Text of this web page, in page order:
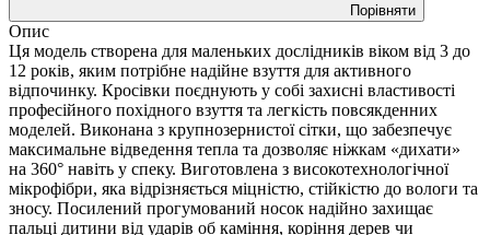
Порівняти
Опис
Ця модель створена для маленьких дослідників віком від 3 до
12 років, яким потрібне надійне взуття для активного
відпочинку. Кросівки поєднують у собі захисні властивості
професійного похідного взуття та легкість повсякденних
моделей. Виконана з крупнозернистої сітки, що забезпечує
максимальне відведення тепла та дозволяє ніжкам «дихати»
на 360° навіть у спеку. Виготовлена з високотехнологічної
мікрофібри, яка відрізняється міцністю, стійкістю до вологи та
зносу. Посилений прогумований носок надійно захищає
пальці дитини від ударів об каміння, коріння дерев чи